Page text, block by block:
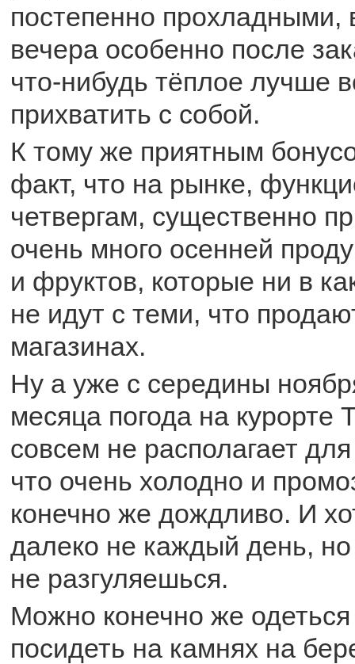
постепенно прохладными,
вечера особенно после
что-нибудь тёплое лучше
прихватить с собой.
К тому же приятным
факт, что на рынке,
четвергам, существенно
очень много осенней
и фруктов, которые ни в
не идут с теми, что
магазинах.
Ну а уже с середины
месяца погода на курорте
совсем не располагает
что очень холодно и
конечно же дождливо. И
далеко не каждый день,
не разгуляешься.
Можно конечно же
посидеть на камнях на